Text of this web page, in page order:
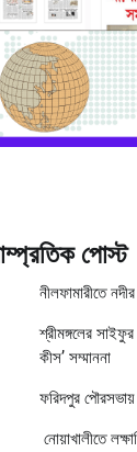
পোস্ট
নীলফামারীতে
শ্রীমঙ্গলের
কীস’ সম্মাননা
ফরিদপুর
নোয়াখালীতে